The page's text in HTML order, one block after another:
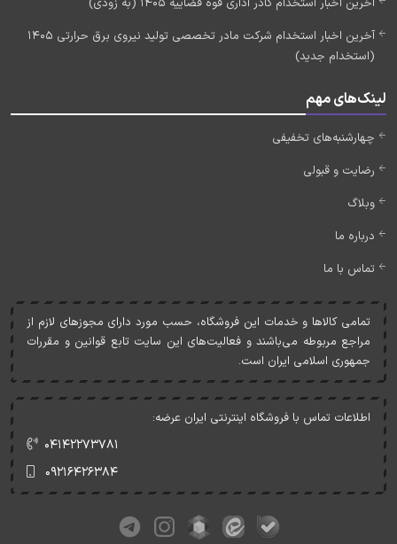
آخرین اخبار استخدام کادر اداری قوه قضاییه 1405 (به زودی)
آخرین اخبار استخدام شرکت مادر تخصصی تولید نیروی برق حرارتی 1405
(استخدام جدید)
لینک‌های مهم
چهارشنبه‌های تخفیفی
رضایت و قبولی
وبلاگ
درباره ما
تماس با ما
تمامی کالاها و خدمات اين فروشگاه، حسب مورد دارای مجوزهای لازم از
مراجع مربوطه می‌باشند و فعاليت‌های اين سايت تابع قوانين و مقررات
جمهوری اسلامی ايران است.
اطلاعات تماس با فروشگاه اینترنتی ایران عرضه:
۰۴۱۴۲۲۷۳۷۸۱
۰۹۲۱۶۴۲۶۳۸۴